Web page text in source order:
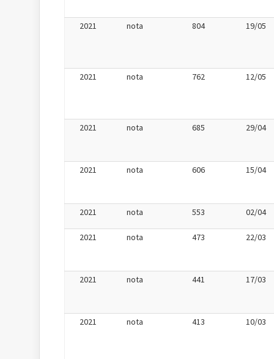
2021 nota 804 19/05
2021 nota 762 12/05
2021 nota 685 29/04
2021 nota 606 15/04
2021 nota 553 02/04
2021 nota 473 22/03
2021 nota 441 17/03
2021 nota 413 10/03